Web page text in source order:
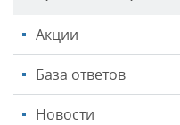
Акции
База ответов
Новости